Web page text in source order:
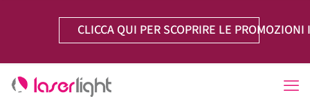
CLICCA QUI PER SCOPRIRE LE PROMOZIONI